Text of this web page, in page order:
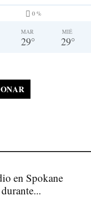
0 %
MAR
29°
MIÉ
29°
en Spokane